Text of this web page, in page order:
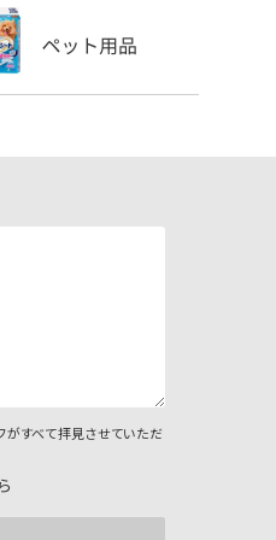
がすべて拝見させていただ